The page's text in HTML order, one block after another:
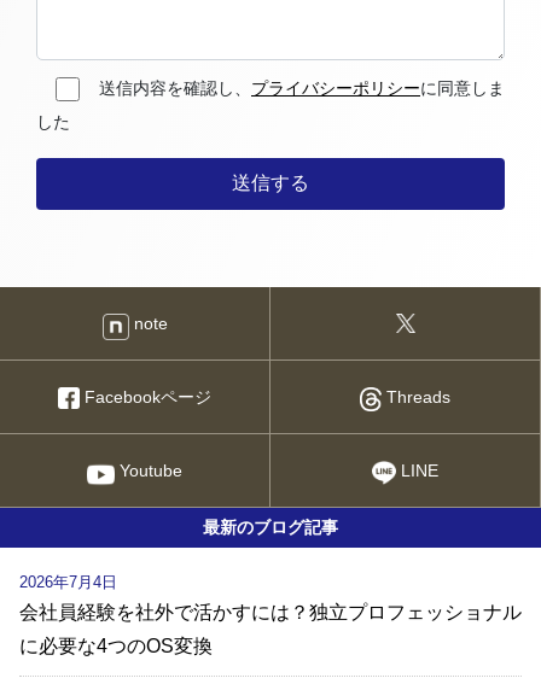
送信内容を確認し、 プライバシーポリシーに同意しま
した
note
Facebookページ Threads
Youtube LINE
最新のブログ記事
会社員経験を社外で活かすには？独立プロフェッショナル
に必要な4つのOS変換
2026年7月4日